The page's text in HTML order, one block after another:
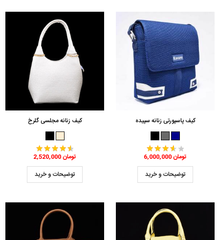
کیف پاسپورتی زنانه سپیده
6,000,000 تومان
توضیحات و خرید
کیف زنانه مجلسی گلرخ
2,520,000 تومان
توضیحات و خرید